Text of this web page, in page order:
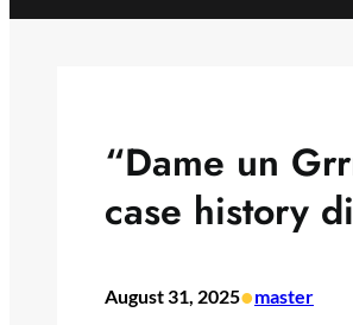
“Dame un
case history
August 31, 2025•master